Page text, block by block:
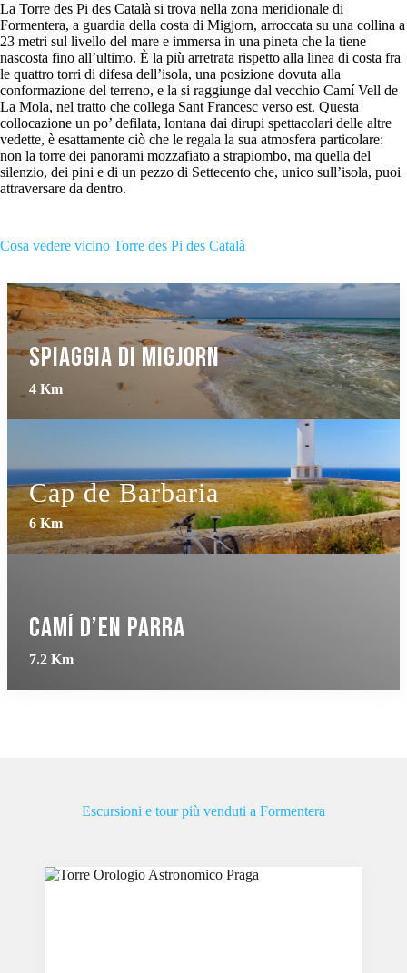
La Torre des Pi des Català si trova nella zona meridionale di
Formentera, a guardia della costa di Migjorn, arroccata su una collina a
23 metri sul livello del mare e immersa in una pineta che la tiene
nascosta fino all’ultimo. È la più arretrata rispetto alla linea di costa fra
le quattro torri di difesa dell’isola, una posizione dovuta alla
conformazione del terreno, e la si raggiunge dal vecchio Camí Vell de
La Mola, nel tratto che collega Sant Francesc verso est. Questa
collocazione un po’ defilata, lontana dai dirupi spettacolari delle altre
vedette, è esattamente ciò che le regala la sua atmosfera particolare:
non la torre dei panorami mozzafiato a strapiombo, ma quella del
silenzio, dei pini e di un pezzo di Settecento che, unico sull’isola, puoi
attraversare da dentro.
Cosa vedere vicino Torre des Pi des Català
Spiaggia di Migjorn
4 Km
Cap de Barbaria
6 Km
Camí d’en Parra
7.2 Km
Escursioni e tour più venduti a Formentera